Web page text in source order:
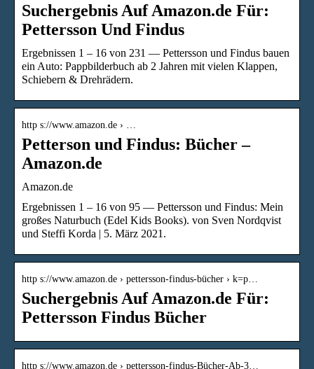
Suchergebnis Auf Amazon.de Für:
Pettersson Und Findus
Ergebnissen 1 – 16 von 231 — Pettersson und Findus bauen
ein Auto: Pappbilderbuch ab 2 Jahren mit vielen Klappen,
Schiebern & Drehrädern.
http s://www.amazon.de › …
Petterson und Findus: Bücher –
Amazon.de
Amazon.de
Ergebnissen 1 – 16 von 95 — Pettersson und Findus: Mein
großes Naturbuch (Edel Kids Books). von Sven Nordqvist
und Steffi Korda | 5. März 2021.
http s://www.amazon.de › pettersson-findus-bücher › k=p…
Suchergebnis Auf Amazon.de Für:
Pettersson Findus Bücher
http s://www.amazon.de › pettersson-findus-Bücher-Ab-3…